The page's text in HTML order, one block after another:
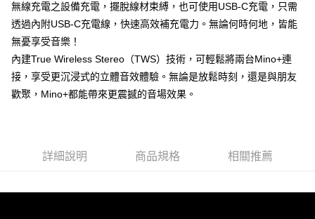
付款後門市自取
每筆NT$120，滿NT$1,000(含以上)免運費
無線充電之設備充電，擺脫線材束縛，也可使用USB-C充電，只需
透過內附USB-C充電線，快速高效補充電力。無論何時何地，皆能
無憂享受音樂！
內建True Wireless Stereo（TWS）技術，可輕鬆將兩台Mino+連
接，享受更沉浸式的立體音效體驗。無論是放鬆時刻，還是與朋友
歡聚，Mino+都能帶來更震撼的音場效果。
詳細說明 商品規格 相關推薦